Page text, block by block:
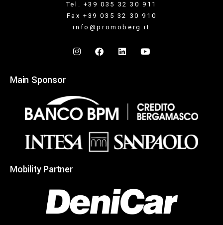
Tel. +39 035 32 30 911
Fax +39 035 32 30 910
info@promoberg.it
Main Sponsor
Mobility Partner